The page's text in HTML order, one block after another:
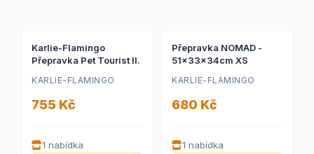
Karlie-Flamingo
Přepravka Pet Tourist II.
KARLIE-FLAMINGO
755 Kč
1 nabídka
Přepravka NOMAD -
51x33x34cm XS
KARLIE-FLAMINGO
680 Kč
1 nabídka